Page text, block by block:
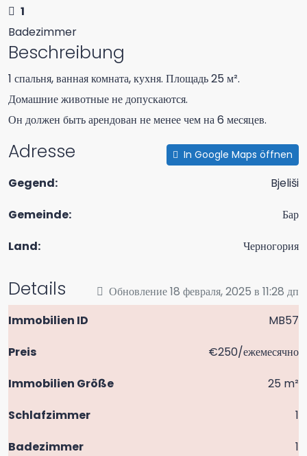
1
Badezimmer
Beschreibung
1 спальня, ванная комната, кухня. Площадь 25 м².
Домашние животные не допускаются.
Он должен быть арендован не менее чем на 6 месяцев.
Adresse In Google Maps öffnen
Gegend:
Bjeliši
Gemeinde:
Бар
Land:
Черногория
Details
Обновление 18 февраля, 2025 в 11:28 дп
Immobilien ID
MB57
Preis
€250/ежемесячно
Immobilien Größe
25 m²
Schlafzimmer
1
Badezimmer
1